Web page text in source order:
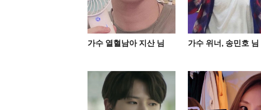
가수 열혈남아 지산 님 가수 위너, 송민호 님